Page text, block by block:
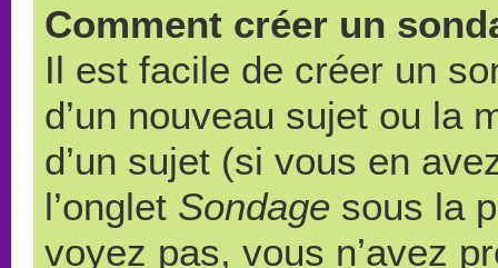
Comment créer un
Il est facile de créer un
d’un nouveau sujet ou la
d’un sujet (si vous en
l’onglet Sondage sous la
voyez pas, vous n’avez